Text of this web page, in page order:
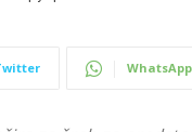
WhatsApp